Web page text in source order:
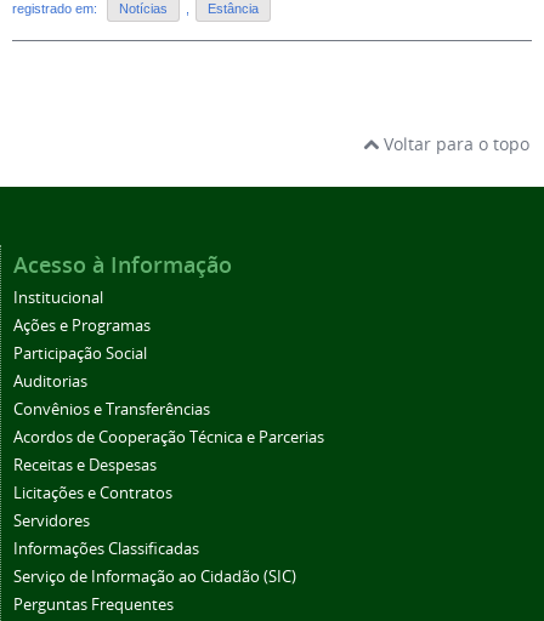
registrado em: Notícias Estância
Voltar para o topo
Acesso à Informação
Institucional
Ações e Programas
Participação Social
Auditorias
Convênios e Transferências
Acordos de Cooperação Técnica e Parcerias
Receitas e Despesas
Licitações e Contratos
Servidores
Informações Classificadas
Serviço de Informação ao Cidadão (SIC)
Perguntas Frequentes